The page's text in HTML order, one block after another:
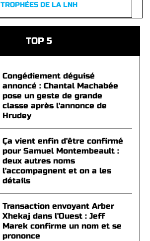
TROPHÉES DE LA LNH
TOP 5
Congédiement déguisé
annoncé : Chantal Machabée
pose un geste de grande
classe après l'annonce de
Hrudey
Ça vient enfin d'être confirmé
pour Samuel Montembeault :
deux autres noms
l'accompagnent et on a les
détails
Transaction envoyant Arber
Xhekaj dans l'Ouest : Jeff
Marek confirme un nom et se
prononce